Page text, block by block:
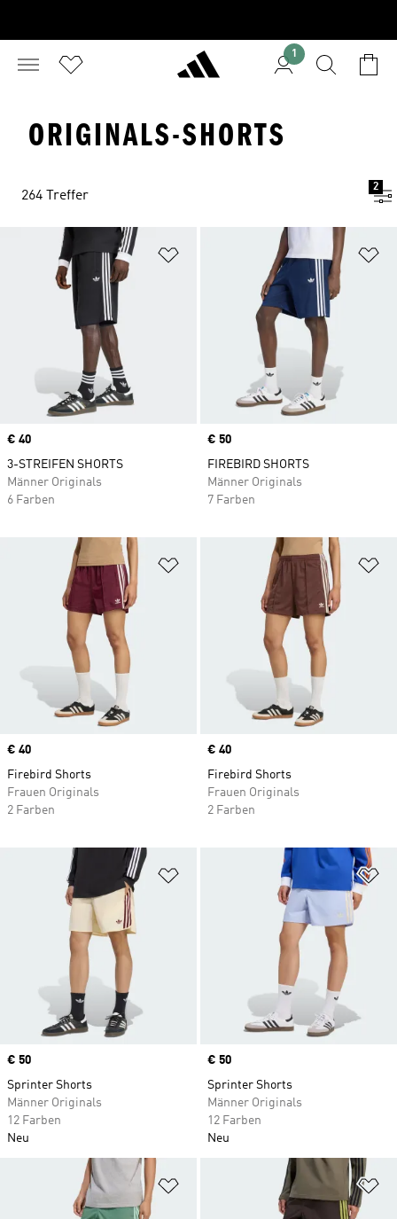
1
ORIGINALS-SHORTS
264 Treffer
2
Zur Wunschliste hinzufügen
Price
€ 40
3-STREIFEN SHORTS
Männer Originals
6 Farben
Price
€ 50
FIREBIRD SHORTS
Männer Originals
7 Farben
Zur Wunschliste hinzufügen
Price
€ 40
Firebird Shorts
Frauen Originals
2 Farben
Price
€ 40
Firebird Shorts
Frauen Originals
2 Farben
Zur Wunschliste hinzufügen
Price
€ 50
Sprinter Shorts
Männer Originals
12 Farben
Neu
Price
€ 50
Sprinter Shorts
Männer Originals
12 Farben
Neu
Zur Wunschliste hinzufügen